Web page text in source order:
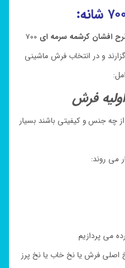
افشان کرشمه سرمه ای ۷۰۰
۷۰۰ شانه تاثیر گزارند و در انتخاب فرش ماشینی
فرش
چه جنس و کیفیتی باشند بسیار
می روند:
می پردازیم
اصلی فرش یا نخ خاب یا نخ پرز